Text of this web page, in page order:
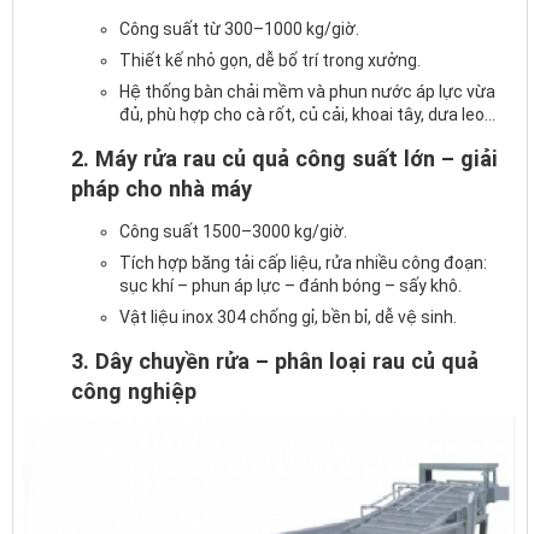
Công suất từ 300–1000 kg/giờ.
Thiết kế nhỏ gọn, dễ bố trí trong xưởng.
Hệ thống bàn chải mềm và phun nước áp lực vừa
đủ, phù hợp cho cà rốt, củ cải, khoai tây, dưa leo…
2. Máy rửa rau củ quả công suất lớn – giải
pháp cho nhà máy
Công suất 1500–3000 kg/giờ.
Tích hợp băng tải cấp liệu, rửa nhiều công đoạn:
sục khí – phun áp lực – đánh bóng – sấy khô.
Vật liệu inox 304 chống gỉ, bền bỉ, dễ vệ sinh.
3. Dây chuyền rửa – phân loại rau củ quả
công nghiệp